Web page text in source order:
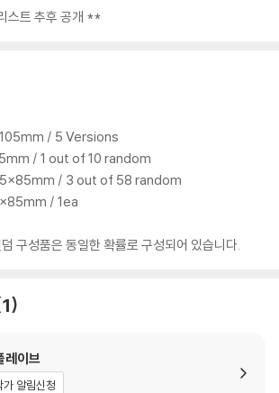
스트 추후 공개 **
/ 5 Versions
/ 1 out of 10 random
/ 3 out of 58 random
/ 1ea
구성품은 동일한 확률로 구성되어 있습니다.
1
레이브
가 알림신청